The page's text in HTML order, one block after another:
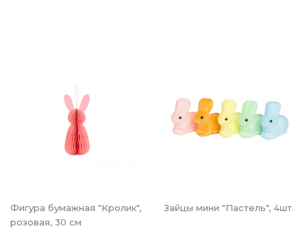
Фигура бумажная "Кролик",
розовая, 30 см
Зайцы мини "Пастель", 4шт.